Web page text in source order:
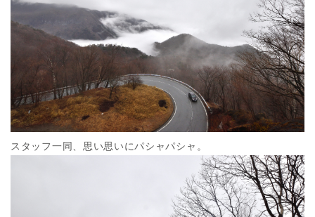
スタッフ一同、思い思いにパシャパシャ。